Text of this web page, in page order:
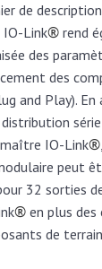
de
IO-Link® rend
des
des
and Play). En
IO-Link®
peut
32 sorties
® en plus
de